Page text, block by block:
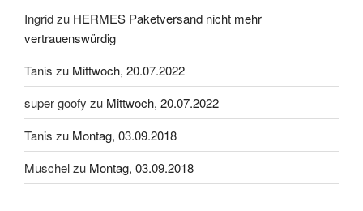
Ingridzu HERMES Paketversand nicht mehr
vertrauenswürdig
Tanis zu Mittwoch, 20.07.2022
super goofy zu Mittwoch, 20.07.2022
Tanis zu Montag, 03.09.2018
Muschelzu Montag, 03.09.2018